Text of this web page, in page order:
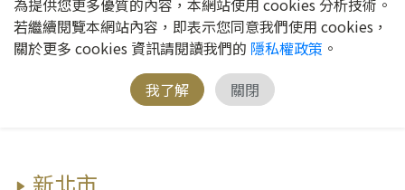
為提供您更多優質的內容，本網站使用 cookies 分析技術。
若繼續閱覽本網站內容，即表示您同意我們使用 cookies，
關於更多 cookies 資訊請閱讀我們的 隱私權政策 。
我了解
關閉
新北市